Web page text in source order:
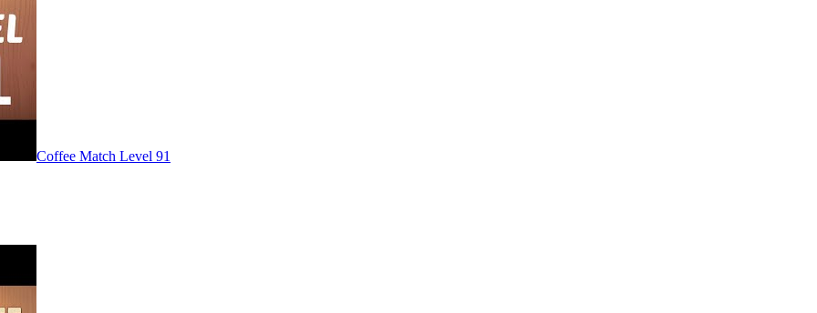
Level 91